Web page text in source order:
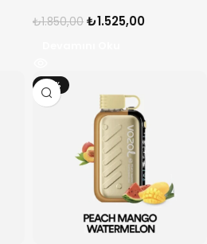
₺1.850,00 ₺1.525,00
-18%